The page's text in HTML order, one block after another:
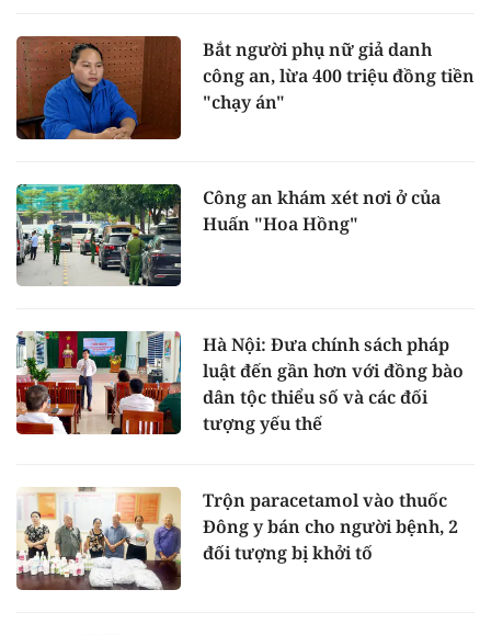
Bắt người phụ nữ giả danh
công an, lừa 400 triệu đồng tiền
"chạy án"
Công an khám xét nơi ở của
Huấn "Hoa Hồng"
Hà Nội: Đưa chính sách pháp
luật đến gần hơn với đồng bào
dân tộc thiểu số và các đối
tượng yếu thế
Trộn paracetamol vào thuốc
Đông y bán cho người bệnh, 2
đối tượng bị khởi tố